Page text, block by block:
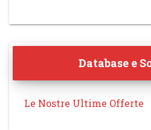
Database e
Le Nostre Ultime Offerte